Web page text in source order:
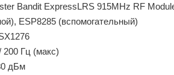
Bandit ExpressLRS 915MHz RF
ESP8285 (вспомогательный)
200 Гц (макс)
дБм